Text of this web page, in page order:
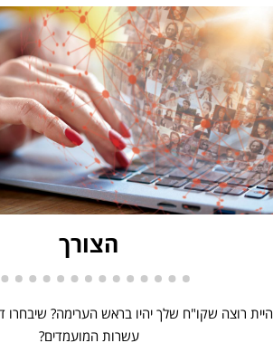
הצורך
היית רוצה שקו"ח שלך יהיו בראש הערימה? שיבחרו
עשרות המועמדים?